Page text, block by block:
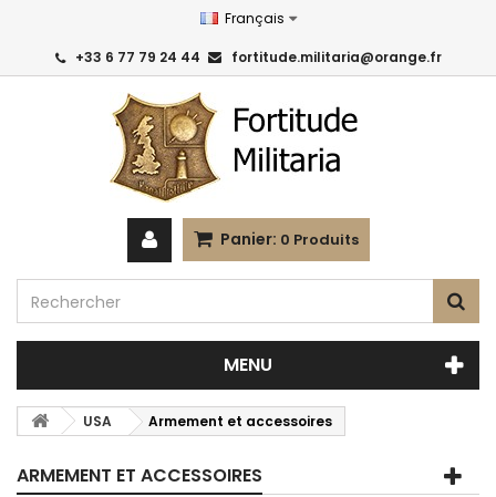
Français
+33 6 77 79 24 44 fortitude.militaria@orange.fr
Panier: 0 Produits
MENU
USA Armement et accessoires
ARMEMENT ET ACCESSOIRES